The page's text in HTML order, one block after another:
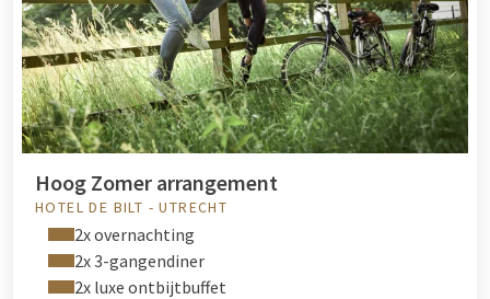
Hoog Zomer arrangement
HOTEL DE BILT - UTRECHT
2x overnachting
2x 3-gangendiner
2x luxe ontbijtbuffet